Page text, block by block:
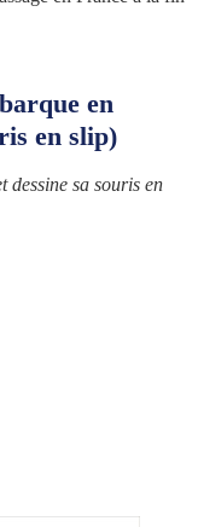
en
en slip)
dessine sa souris en